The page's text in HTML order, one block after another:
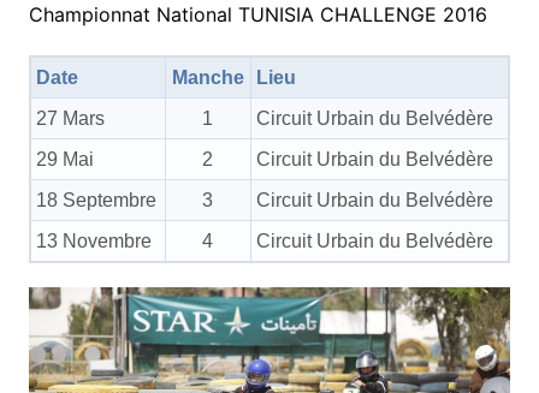
Championnat National TUNISIA CHALLENGE 2016
Date Manche
Lieu
27 Mars
1
Circuit Urbain du Belvédère
29 Mai
2
Circuit Urbain du Belvédère
18 Septembre
3
Circuit Urbain du Belvédère
13 Novembre
4 Circuit Urbain du Belvédère